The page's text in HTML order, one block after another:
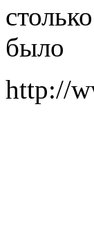
было
http://